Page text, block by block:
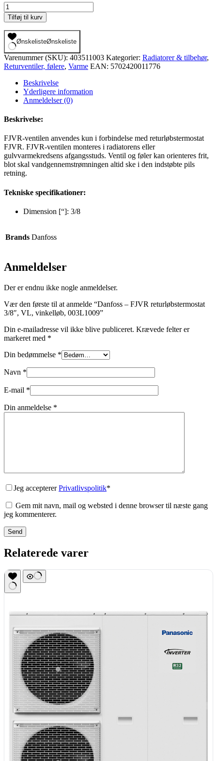
Danfoss
-
FJVR
returløbstermostat
3/8",
VL,
vinkelløb,
003L1009
Tilføj til kurv
ØnskelisteØnskeliste
Varenummer (SKU): 403511003 Kategorier: Radiatorer & tilbehør,
Returventiler, følere, Varme EAN: 5702420011776
Beskrivelse
Yderligere information
Anmeldelser (0)
Beskrivelse:
FJVR-ventilen anvendes kun i forbindelse med returløbstermostat
FJVR. FJVR-ventilen monteres i radiatorens eller
gulvvarmekredsens afgangsstuds. Ventil og føler kan orienteres frit,
blot skal vandgennemstrømningen altid ske i den indstøbte pils
retning.
Tekniske specifikationer:
Dimension [“]: 3/8
Brands Danfoss
Anmeldelser
Der er endnu ikke nogle anmeldelser.
Vær den første til at anmelde “Danfoss – FJVR returløbstermostat
3/8″, VL, vinkelløb, 003L1009”
Din e-mailadresse vil ikke blive publiceret. Krævede felter er
markeret med *
Din bedømmelse *
Navn *
E-mail *
Din anmeldelse *
Jeg acceptererPrivatlivspolitik*
Gem mit navn, mail og websted i denne browser til næste gang
jeg kommenterer.
Send
Relaterede varer